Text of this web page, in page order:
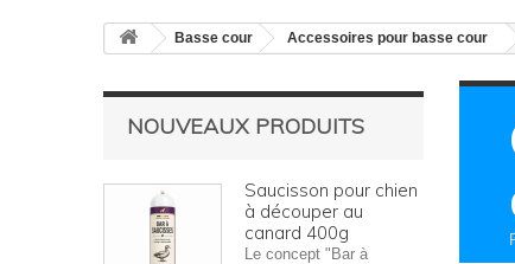
Basse cour Accessoires pour basse cour
NOUVEAUX PRODUITS
Saucisson pour chien
à découper au
canard 400g
Le concept "Bar à